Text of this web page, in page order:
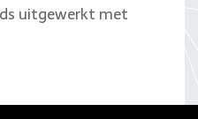
uitgewerkt met